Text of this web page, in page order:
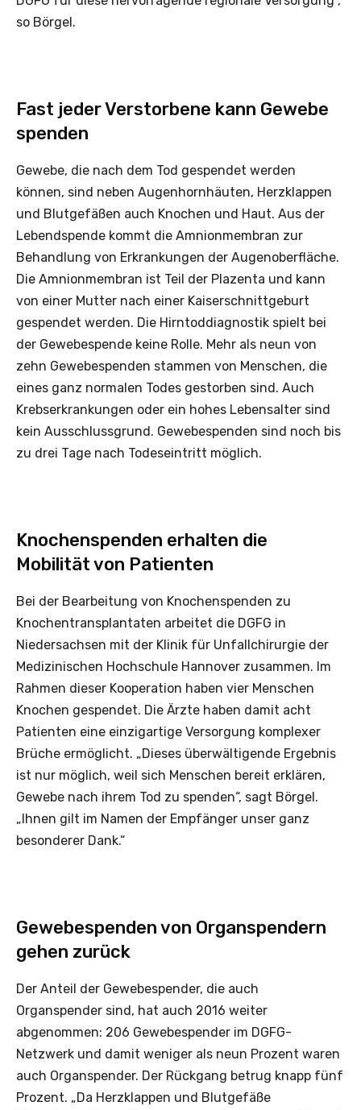
so Börgel.
Fast jeder Verstorbene kann Gewebe
spenden
Gewebe, die nach dem Tod gespendet werden
können, sind neben Augenhornhäuten, Herzklappen
und Blutgefäßen auch Knochen und Haut. Aus der
Lebendspende kommt die Amnionmembran zur
Behandlung von Erkrankungen der Augenoberfläche.
Die Amnionmembran ist Teil der Plazenta und kann
von einer Mutter nach einer Kaiserschnittgeburt
gespendet werden. Die Hirntoddiagnostik spielt bei
der Gewebespende keine Rolle. Mehr als neun von
zehn Gewebespenden stammen von Menschen, die
eines ganz normalen Todes gestorben sind. Auch
Krebserkrankungen oder ein hohes Lebensalter sind
kein Ausschlussgrund. Gewebespenden sind noch bis
zu drei Tage nach Todeseintritt möglich.
Knochenspenden erhalten die
Mobilität von Patienten
Bei der Bearbeitung von Knochenspenden zu
Knochentransplantaten arbeitet die DGFG in
Niedersachsen mit der Klinik für Unfallchirurgie der
Medizinischen Hochschule Hannover zusammen. Im
Rahmen dieser Kooperation haben vier Menschen
Knochen gespendet. Die Ärzte haben damit acht
Patienten eine einzigartige Versorgung komplexer
Brüche ermöglicht. „Dieses überwältigende Ergebnis
ist nur möglich, weil sich Menschen bereit erklären,
Gewebe nach ihrem Tod zu spenden“, sagt Börgel.
„Ihnen gilt im Namen der Empfänger unser ganz
besonderer Dank.“
Gewebespenden von Organspendern
gehen zurück
Der Anteil der Gewebespender, die auch
Organspender sind, hat auch 2016 weiter
abgenommen: 206 Gewebespender im DGFG-
Netzwerk und damit weniger als neun Prozent waren
auch Organspender. Der Rückgang betrug knapp fünf
Prozent. „Da Herzklappen und Blutgefäße